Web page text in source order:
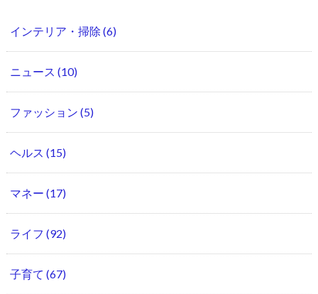
インテリア・掃除 (6)
ニュース (10)
ファッション (5)
ヘルス (15)
マネー (17)
ライフ (92)
子育て (67)